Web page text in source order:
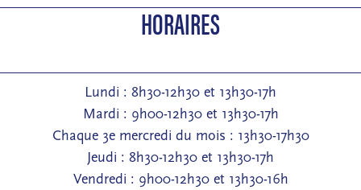
HORAIRES
Lundi : 8h30-12h30 et 13h30-17h
Mardi : 9h00-12h30 et 13h30-17h
Chaque 3e mercredi du mois : 13h30-17h30
Jeudi : 8h30-12h30 et 13h30-17h
Vendredi : 9h00-12h30 et 13h30-16h